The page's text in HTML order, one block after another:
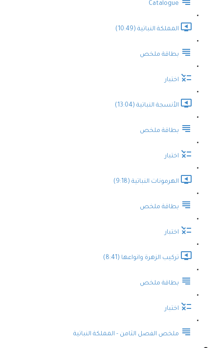
Catalogue
المملكة النباتية (10:49)
بطاقة ملخص
اختبار
الأنسجة النباتية (13:04)
بطاقة ملخص
اختبار
الهرمونات النباتية (9:18)
بطاقة ملخص
اختبار
تركيب الزهرة وانواعها (8:41)
بطاقة ملخص
اختبار
ملخص الفصل الثامن - المملكة النباتية